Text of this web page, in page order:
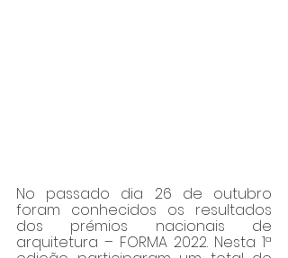
No passado dia 26 de outubro
foram conhecidos os resultados
dos prémios nacionais de
arquitetura – FORMA 2022. Nesta 1ª